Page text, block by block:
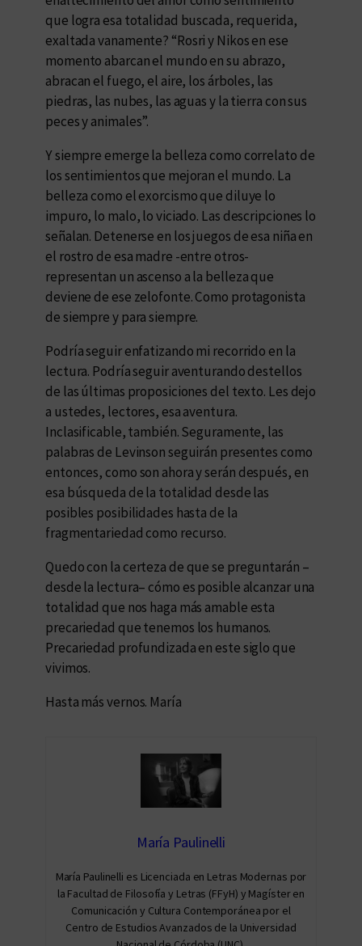
que logra esa totalidad buscada, requerida,
exaltada vanamente? “Rosri y Nikos en ese
momento abarcan el mundo en su abrazo,
abracan el fuego, el aire, los árboles, las
piedras, las nubes, las aguas y la tierra con sus
peces y animales”.
Y siempre emerge la belleza como correlato de
los sentimientos que mejoran el mundo. La
belleza como el exorcismo que diluye lo
impuro, lo malo, lo viciado. Las descripciones lo
señalan. Detenerse en los juegos de esa niña en
el rostro de esa madre -entre otros-
representan un ascenso a la belleza que
deviene de ese zelofonte. Como protagonista
de siempre y para siempre.
Podría seguir enfatizando mi recorrido en la
lectura. Podría seguir aventurando destellos
de las últimas proposiciones del texto. Les dejo
a ustedes, lectores, esa aventura.
Inclasificable, también. Seguramente, las
palabras de Levinson seguirán presentes como
entonces, como son ahora y serán después, en
esa búsqueda de la totalidad desde las
posibles posibilidades hasta de la
fragmentariedad como recurso.
Quedo con la certeza de que se preguntarán –
desde la lectura– cómo es posible alcanzar una
totalidad que nos haga más amable esta
precariedad que tenemos los humanos.
Precariedad profundizada en este siglo que
vivimos.
Hasta más vernos. María
María Paulinelli
María Paulinelli es Licenciada en Letras Modernas por
la Facultad de Filosofía y Letras (FFyH) y Magíster en
Comunicación y Cultura Contemporánea por el
Centro de Estudios Avanzados de la Universidad